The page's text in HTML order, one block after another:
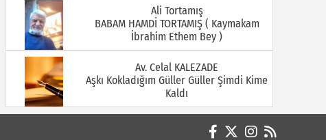
01.07.2026 29.06.2026
Av. Celal KALEZADE
Aşkı Kokladığım Güller Güller Şimdi Kime
Kaldı
Avukat M. İkbal GÜLMEZ
Korona Virüsü Taşıyanların Hukuki
Sorumluluğu
Avukat Sinan YEKREK